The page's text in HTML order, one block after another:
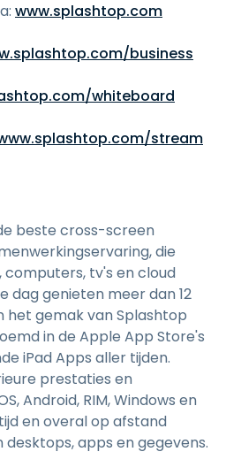
www.splashtop.com
business
whiteboard
stream
beste cross-screen
die
tv's en cloud
dag genieten meer dan 12
het gemak van Splashtop
in de Apple App Store's
iPad Apps aller tijden.
prestaties en
Android, RIM, Windows en
en overal op afstand
apps en gegevens.